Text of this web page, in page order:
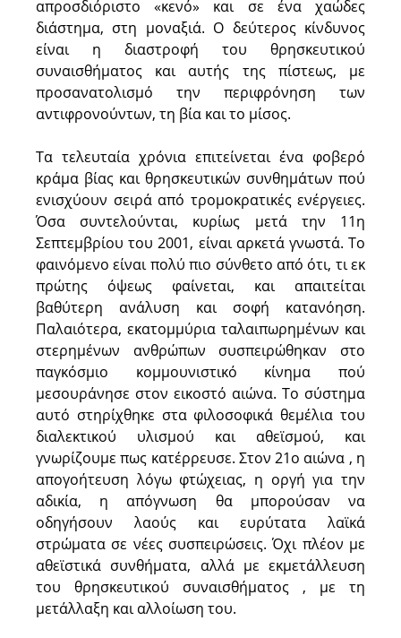
απροσδιόριστο «κενό» και σε ένα χαώδες
διάστημα, στη μοναξιά. Ο δεύτερος κίνδυνος
είναι η διαστροφή του θρησκευτικού
συναισθήματος και αυτής της πίστεως, με
προσανατολισμό την περιφρόνηση των
αντιφρονούντων, τη βία και το μίσος.
Τα τελευταία χρόνια επιτείνεται ένα φοβερό
κράμα βίας και θρησκευτικών συνθημάτων πού
ενισχύουν σειρά από τρομοκρατικές ενέργειες.
Όσα συντελούνται, κυρίως μετά την 11η
Σεπτεμβρίου του 2001, είναι αρκετά γνωστά. Το
φαινόμενο είναι πολύ πιο σύνθετο από ότι, τι εκ
πρώτης όψεως φαίνεται, και απαιτείται
βαθύτερη ανάλυση και σοφή κατανόηση.
Παλαιότερα, εκατομμύρια ταλαιπωρημένων και
στερημένων ανθρώπων συσπειρώθηκαν στο
παγκόσμιο κομμουνιστικό κίνημα πού
μεσουράνησε στον εικοστό αιώνα. Το σύστημα
αυτό στηρίχθηκε στα φιλοσοφικά θεμέλια του
διαλεκτικού υλισμού και αθεϊσμού, και
γνωρίζουμε πως κατέρρευσε. Στον 21ο αιώνα , η
απογοήτευση λόγω φτώχειας, η οργή για την
αδικία, η απόγνωση θα μπορούσαν να
οδηγήσουν λαούς και ευρύτατα λαϊκά
στρώματα σε νέες συσπειρώσεις. Όχι πλέον με
αθεϊστικά συνθήματα, αλλά με εκμετάλλευση
του θρησκευτικού συναισθήματος , με τη
μετάλλαξη και αλλοίωση του.